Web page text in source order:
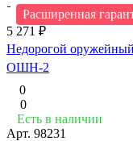
Расширенная
5 271 ₽
Недорогой
ОШН-2
0
0
Есть в наличии
Арт. 98231